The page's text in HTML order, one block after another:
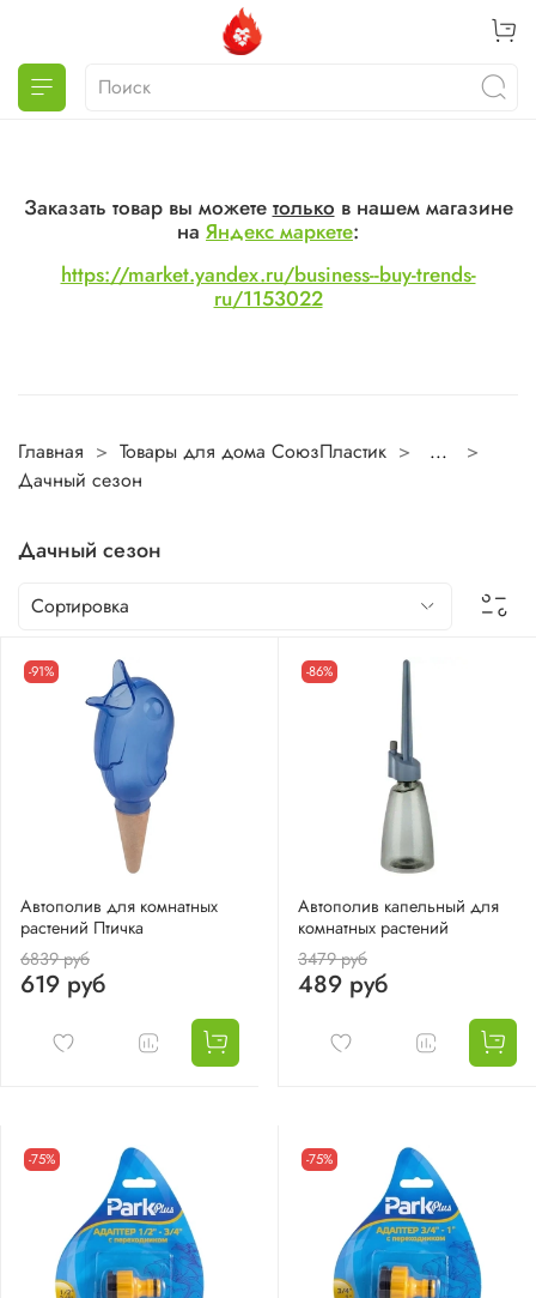
Заказать товар вы можете только в нашем магазине
на Яндекс маркете:
https://market.yandex.ru/business--buy-trends-
ru/1153022
Главная Товары для дома СоюзПластик
...
Дачный сезон
Дачный сезон
-91%
Автополив для комнатных
растений Птичка
6839 руб
619 руб
-86%
Автополив капельный для
комнатных растений
3479 руб
489 руб
-75% -75%